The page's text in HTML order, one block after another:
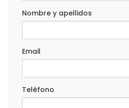
Nombre y apellidos
Email
Teléfono